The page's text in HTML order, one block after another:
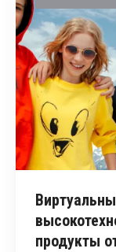
продукты